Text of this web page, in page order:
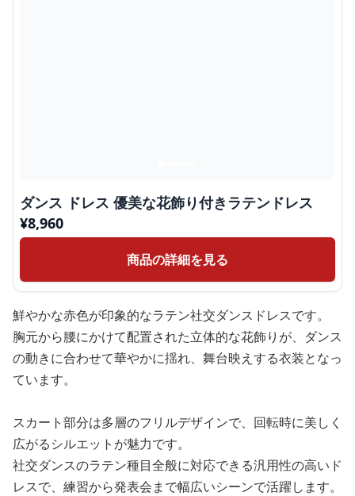
ダンス ドレス 優美な花飾り付きラテンドレス
¥8,960
商品の詳細を見る
鮮やかな赤色が印象的なラテン社交ダンスドレスです。
胸元から腰にかけて配置された立体的な花飾りが、ダンス
の動きに合わせて華やかに揺れ、舞台映えする衣装となっ
ています。
スカート部分は多層のフリルデザインで、回転時に美しく
広がるシルエットが魅力です。
社交ダンスのラテン種目全般に対応できる汎用性の高いド
レスで、練習から発表会まで幅広いシーンで活躍します。